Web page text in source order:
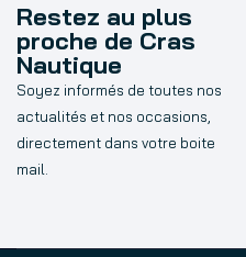
Restez au plus
proche de Cras
Nautique
Soyez informés de toutes nos
actualités et nos occasions,
directement dans votre boite
mail.